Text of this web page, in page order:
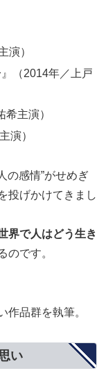
演）
（2014年／上戸
希主演）
演）
の感情”がせめぎ
投げかけてきまし
界で人はどう生き
のです。
作品群を執筆。
い